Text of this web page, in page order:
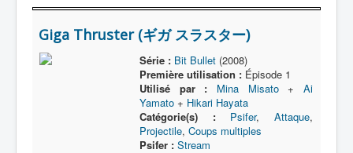
Séries
Films
COSAA
Giga Thruster (ギガ スラスター)
Série : Bit Bullet(2008)
Première utilisation :Épisode 1
Utilisé par :
Mina Misato+Ai
Yamato+ Hikari Hayata
Catégorie(s) :
Psifer, Attaque,
Projectile, Coups multiples
Psifer : Stream